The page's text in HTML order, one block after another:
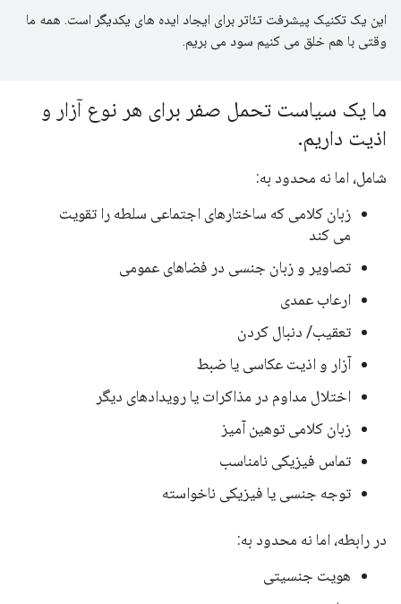
این یک تکنیک پیشرفت تئاتر برای ایجاد ایده های یکدیگر است. همه ما
وقتی با هم خلق می کنیم سود می بریم.
ما یک سیاست تحمل صفر برای هر نوع آزار و
اذیت داریم.
شامل، اما نه محدود به:
زبان کلامی که ساختارهای اجتماعی سلطه را تقویت
می کند
تصاویر و زبان جنسی در فضاهای عمومی
ارعاب عمدی
تعقیب/ دنبال کردن
آزار و اذیت عکاسی یا ضبط
اختلال مداوم در مذاکرات یا رویدادهای دیگر
زبان کلامی توهین آمیز
تماس فیزیکی نامناسب
توجه جنسی یا فیزیکی ناخواسته
در رابطه، اما نه محدود به:
هویت جنسیتی